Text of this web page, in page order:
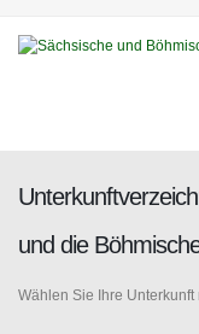
und die
Wählen Sie Ihre